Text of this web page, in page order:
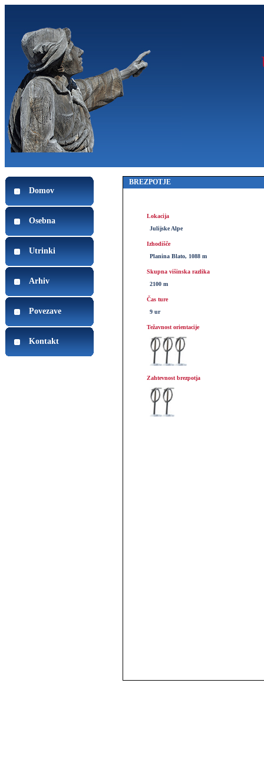
Domov
Osebna
Utrinki
Arhiv
Povezave
Kontakt
BREZPOTJE
Lokacija
Julijske Alpe
Izhodišče
Planina Blato, 1088 m
Skupna višinska razlika
2100 m
Čas ture
9 ur
Težavnost orientacije
Zahtevnost brezpotja